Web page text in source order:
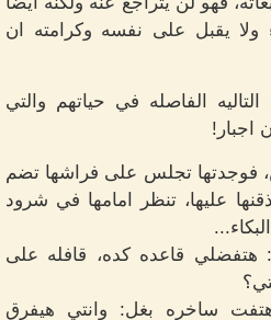
يقبل على نفسه وكرامته ان
الفاصله في حياتهم والتي
اجبار!
فوجدتها تجلس على فراشها تضم
عليها، تنظر امامها في شرود
هتفضلي قاعده كده، قافله على
ساخره بغل: وانتي هيفرق